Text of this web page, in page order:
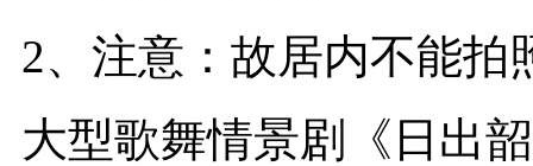
2、注意：故居内不能拍
大型歌舞情景剧《日出